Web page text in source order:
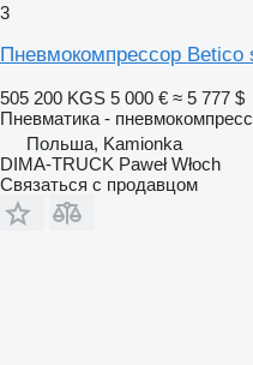
3
Пневмокомпрессор
505 200 KGS 5 000 € ≈ 5 777 $
Пневматика -
Польша, Kamionka
DIMA-TRUCK Paweł Włoch
Связаться с продавцом